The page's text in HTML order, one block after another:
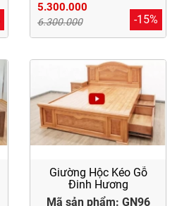
5.300.000
6.300.000 -15%
Giường Hộc Kéo Gỗ
Đinh Hương
Mã sản phẩm: GN96